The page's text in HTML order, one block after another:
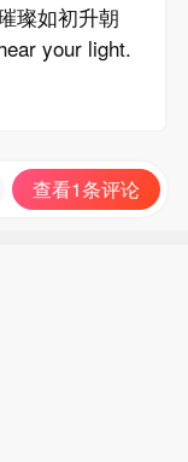
璨如初升朝
your light.
查看1条评论